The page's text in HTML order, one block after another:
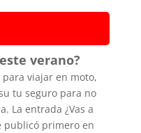
verano?
viajar en moto,
tu seguro para no
La entrada ¿Vas a
publicó primero en